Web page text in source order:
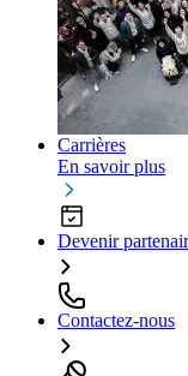
Carrières
En savoir plus
Devenir
Contactez-nous